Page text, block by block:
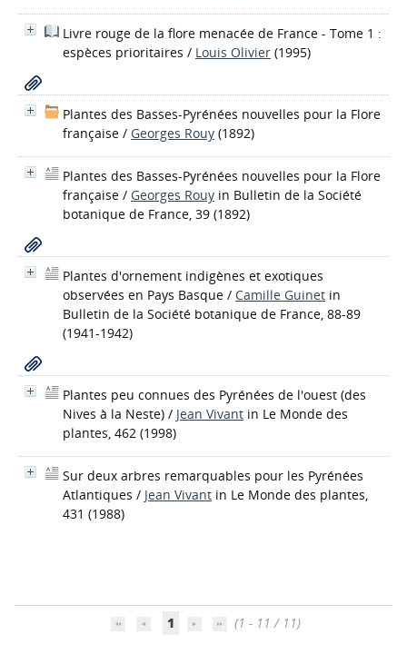
Livre rouge de la flore menacée de France - Tome 1 :
espèces prioritaires / Louis Olivier (1995)
Plantes des Basses-Pyrénées nouvelles pour la Flore
française / Georges Rouy (1892)
Plantes des Basses-Pyrénées nouvelles pour la Flore
française / Georges Rouy in Bulletin de la Société
botanique de France, 39 (1892)
Plantes d'ornement indigènes et exotiques
observées en Pays Basque / Camille Guinet in
Bulletin de la Société botanique de France, 88-89
(1941-1942)
Plantes peu connues des Pyrénées de l'ouest (des
Nives à la Neste) / Jean Vivant in Le Monde des
plantes, 462 (1998)
Sur deux arbres remarquables pour les Pyrénées
Atlantiques / Jean Vivant in Le Monde des plantes,
431 (1988)
1 (1 - 11 / 11)